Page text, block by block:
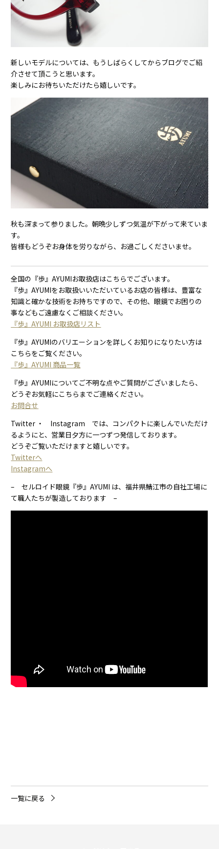
新しいモデルについては、もうしばらくしてからブログでご紹
介させて頂こうと思います。
楽しみにお待ちいただけたら嬉しいです。
秋も深まって参りました。朝晩少しずつ気温が下がって来ていま
す。
皆様もどうぞお身体を労りながら、お過ごしくださいませ。
全国の『歩』AYUMIお取扱店はこちらでございます。
『歩』AYUMIをお取扱いいただいているお店の皆様は、豊富な
知識と確かな技術をお持ちですので、その他、眼鏡でお困りの
事などもご遠慮なくご相談ください。
『歩』AYUMI お取扱店リスト
『歩』AYUMIのバリエーションを詳しくお知りになりたい方は
こちらをご覧ください。
『歩』AYUMI 商品一覧
『歩』AYUMIについてご不明な点やご質問がございましたら、
どうぞお気軽にこちらまでご連絡ください。
お問合せ
Twitter ・ Instagram では、コンパクトに楽しんでいただけ
るようにと、営業日夕方に一つずつ発信しております。
どうぞご覧いただけますと嬉しいです。
Twitterへ
Instagramへ
– セルロイド眼鏡『歩』AYUMI は、福井県鯖江市の自社工場に
て職人たちが製造しております –
一覧に戻る